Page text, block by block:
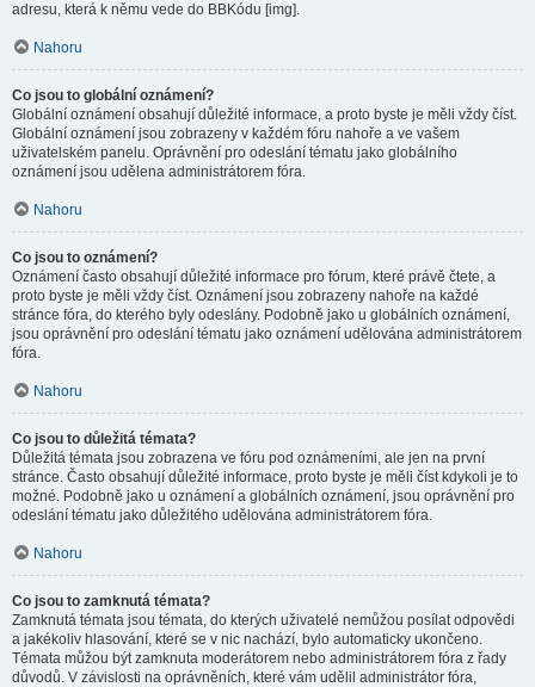
adresu, která k němu vede do BBKódu [img].
Nahoru
Co jsou to globální oznámení?
Globální oznámení obsahují důležité informace, a proto byste je měli vždy číst.
Globální oznámení jsou zobrazeny v každém fóru nahoře a ve vašem
uživatelském panelu. Oprávnění pro odeslání tématu jako globálního
oznámení jsou udělena administrátorem fóra.
Nahoru
Co jsou to oznámení?
Oznámení často obsahují důležité informace pro fórum, které právě čtete, a
proto byste je měli vždy číst. Oznámení jsou zobrazeny nahoře na každé
stránce fóra, do kterého byly odeslány. Podobně jako u globálních oznámení,
jsou oprávnění pro odeslání tématu jako oznámení udělována administrátorem
fóra.
Nahoru
Co jsou to důležitá témata?
Důležitá témata jsou zobrazena ve fóru pod oznámeními, ale jen na první
stránce. Často obsahují důležité informace, proto byste je měli číst kdykoli je to
možné. Podobně jako u oznámení a globálních oznámení, jsou oprávnění pro
odeslání tématu jako důležitého udělována administrátorem fóra.
Nahoru
Co jsou to zamknutá témata?
Zamknutá témata jsou témata, do kterých uživatelé nemůžou posílat odpovědi
a jakékoliv hlasování, které se v nic nachází, bylo automaticky ukončeno.
Témata můžou být zamknuta moderátorem nebo administrátorem fóra z řady
důvodů. V závislosti na oprávněních, které vám udělil administrátor fóra,